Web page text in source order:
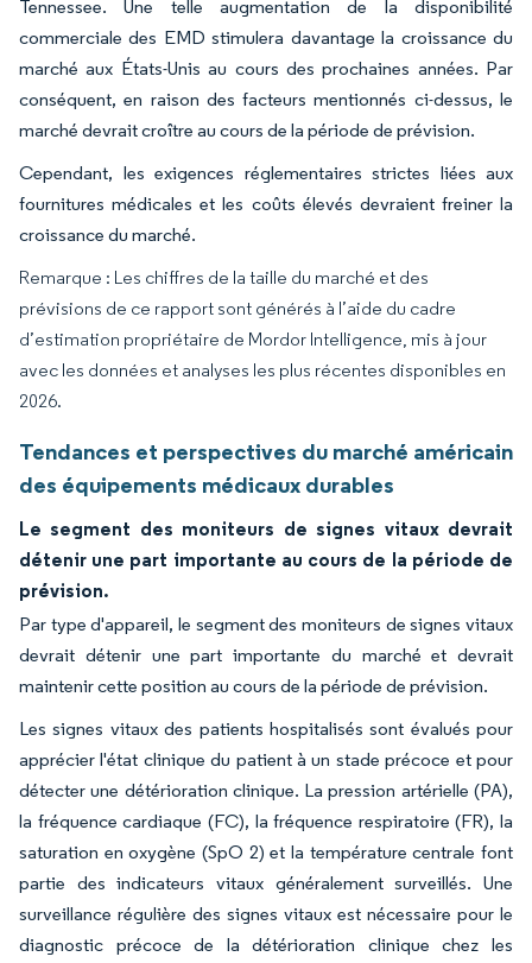
Tennessee. Une telle augmentation de la disponibilité
commerciale des EMD stimulera davantage la croissance du
marché aux États-Unis au cours des prochaines années. Par
conséquent, en raison des facteurs mentionnés ci-dessus, le
marché devrait croître au cours de la période de prévision.
Cependant, les exigences réglementaires strictes liées aux
fournitures médicales et les coûts élevés devraient freiner la
croissance du marché.
Remarque : Les chiffres de la taille du marché et des
prévisions de ce rapport sont générés à l’aide du cadre
d’estimation propriétaire de Mordor Intelligence, mis à jour
avec les données et analyses les plus récentes disponibles en
2026.
Tendances et perspectives du marché américain
des équipements médicaux durables
Le segment des moniteurs de signes vitaux devrait
détenir une part importante au cours de la période de
prévision.
Par type d'appareil, le segment des moniteurs de signes vitaux
devrait détenir une part importante du marché et devrait
maintenir cette position au cours de la période de prévision.
Les signes vitaux des patients hospitalisés sont évalués pour
apprécier l'état clinique du patient à un stade précoce et pour
détecter une détérioration clinique. La pression artérielle (PA),
la fréquence cardiaque (FC), la fréquence respiratoire (FR), la
saturation en oxygène (SpO 2) et la température centrale font
partie des indicateurs vitaux généralement surveillés. Une
surveillance régulière des signes vitaux est nécessaire pour le
diagnostic précoce de la détérioration clinique chez les